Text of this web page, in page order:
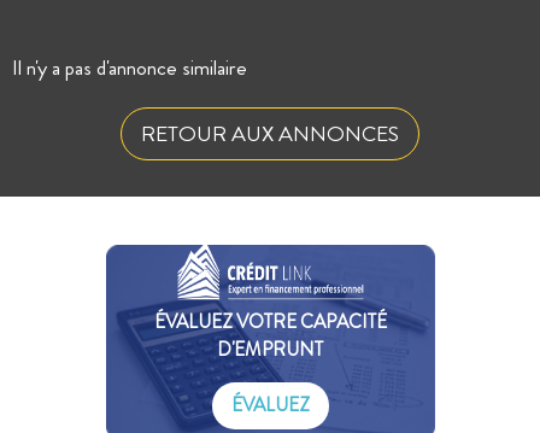
Il n'y a pas d'annonce similaire
RETOUR AUX ANNONCES
ÉVALUEZ VOTRE CAPACITÉ
D'EMPRUNT
ÉVALUEZ